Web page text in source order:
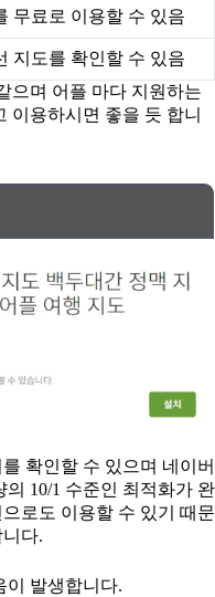
무료로 이용할 수 있음
지도를 확인할 수 있음
으며 어플 마다 지원하는
이용하시면 좋을 듯 합니
확인할 수 있으며 네이버
10/1 수준인 최적화가 완
로도 이용할 수 있기 때문
다.
이 발생합니다.